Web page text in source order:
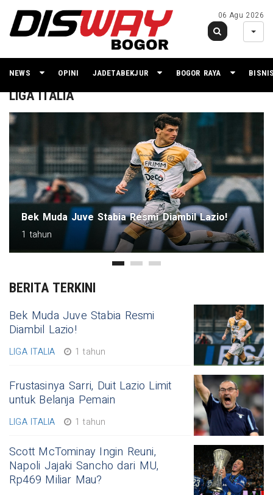
06 Agu 2026
NEWS OPINI JADETABEKJUR BOGOR RAYA
LIGA ITALIA
Stabia Resmi Diambil Lazio!
Frustasinya
Pemain
1 tahun
BERITA TERKINI
Bek Muda Juve Stabia Resmi
Diambil Lazio!
LIGA ITALIA 1 tahun
Frustasinya Sarri, Duit Lazio Limit
untuk Belanja Pemain
LIGA ITALIA 1 tahun
Scott McTominay Ingin Reuni,
Napoli Jajaki Sancho dari MU,
Rp469 Miliar Mau?